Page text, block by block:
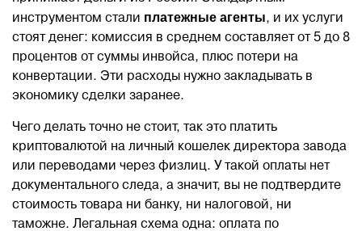
инструментом стали платежные агенты, и их услуги
стоят денег: комиссия в среднем составляет от 5 до 8
процентов от суммы инвойса, плюс потери на
конвертации. Эти расходы нужно закладывать в
экономику сделки заранее.
Чего делать точно не стоит, так это платить
криптовалютой на личный кошелек директора завода
или переводами через физлиц. У такой оплаты нет
документального следа, а значит, вы не подтвердите
стоимость товара ни банку, ни налоговой, ни
таможне. Легальная схема одна: оплата по